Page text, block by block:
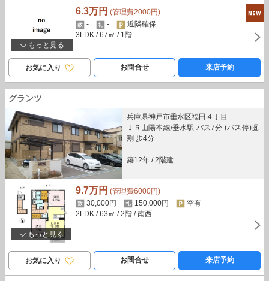
もっと見る
6.3万円 (管理費2000円)
-
-
近隣確保
3LDK / 67㎡ / 1階
お気に入り お問合せ 来店予約
グランツ
兵庫県神戸市垂水区福田４丁目
ＪＲ山陽本線/垂水駅 バス7分 (バス停)掘
割 歩4分
築12年 / 2階建
もっと見る
9.7万円 (管理費6000円)
30,000円
150,000円
空有
2LDK / 63㎡ / 2階 / 南西
お気に入り お問合せ 来店予約